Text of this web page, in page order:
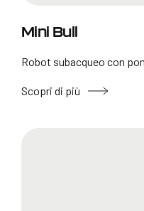
Mini Bull
Robot subacqueo con
Scopri di più